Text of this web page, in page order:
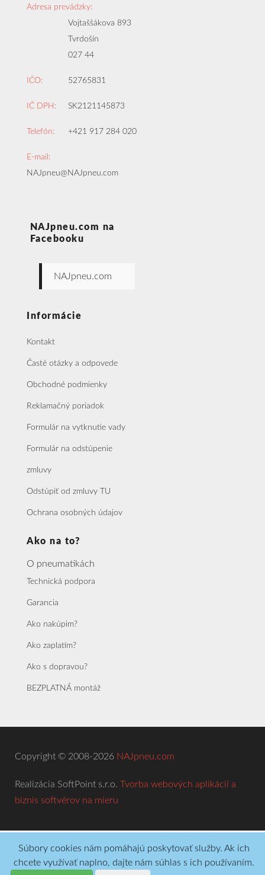
Adresa prevádzky:
Vojtaššákova 893
Tvrdošín
027 44
IČO: 52765831
IČ DPH: SK2121145873
Telefón: +421 917 284 020
E-mail:
NAJpneu@NAJpneu.com
NAJpneu.com na
Facebooku
NAJpneu.com
Informácie
Kontakt
Časté otázky a odpovede
Obchodné podmienky
Reklamačný poriadok
Formulár na vytknutie vady
Formulár na odstúpenie
zmluvy
Odstúpiť od zmluvy TU
Ochrana osobných údajov
Ako na to?
O pneumatikách
Technická podpora
Garancia
Ako nakúpim?
Ako zaplatím?
Ako s dopravou?
BEZPLATNÁ montáž
Copyright © 2008-2026 NAJpneu.com
Realizácia SoftPoint s.r.o. Tvorba webových aplikácií a
biznis softvérov na mieru
Súbory cookies nám pomáhajú poskytovať služby. Ak ich
chcete využívať naplno, dajte nám súhlas s ich používaním.